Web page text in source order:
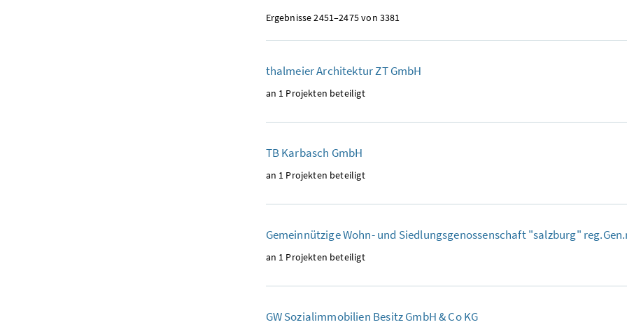
Ergebnisse 2451–2475 von 3381
thalmeier Architektur ZT GmbH
an 1 Projekten beteiligt
TB Karbasch GmbH
an 1 Projekten beteiligt
Gemeinnützige Wohn- und Siedlungsgenossenschaft "salzburg"
an 1 Projekten beteiligt
GW Sozialimmobilien Besitz GmbH & Co KG